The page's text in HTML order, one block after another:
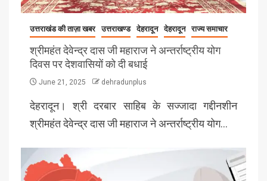
उत्तराखंड की ताज़ा खबर उत्तराखण्ड देहरादून देहरादून राज्य समाचार
श्रीमहंत देवेन्द्र दास जी महाराज ने अन्तर्राष्ट्रीय योग
दिवस पर देशवासियों को दी बधाई
June 21, 2025 dehradunplus
देहरादून। श्री दरबार साहिब के सज्जादा गद्दीनशीन
श्रीमहंत देवेन्द्र दास जी महाराज ने अन्तर्राष्ट्रीय योग…